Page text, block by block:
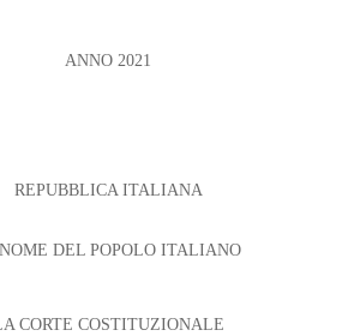
ANNO 2021
REPUBBLICA ITALIANA
DEL POPOLO ITALIANO
CORTE COSTITUZIONALE